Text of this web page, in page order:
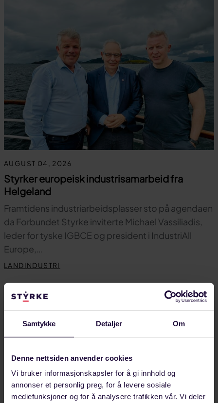
Samtykke Detaljer Om
Denne nettsiden anvender cookies
Vi bruker informasjonskapsler for å gi innhold og
annonser et personlig preg, for å levere sosiale
mediefunksjoner og for å analysere trafikken vår. Vi deler
AUGUST 04, 2026
Styrker europeisk industrisamarbeid fra
Helgeland
Framtidens industriarbeidsplasser sto på agendaen
da Forbundet Styrke inviterte Michael Vassiliadis,
leder for tyske IGBCE og president i IndustriAll
Europe,…
LANDINDUSTRI